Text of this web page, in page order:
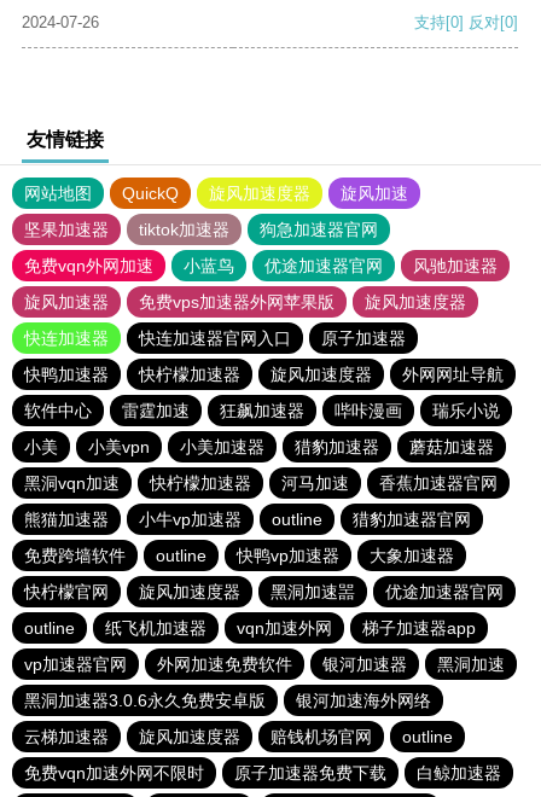
2024-07-26
支持[0] 反对[0]
友情链接
网站地图 QuickQ 旋风加速度器
旋风加速
坚果加速器
tiktok加速器
狗急加速器官网
免费vqn外网加速
小蓝鸟 优途加速器官网
风驰加速器
旋风加速器
免费vps加速器外网苹果版
旋风加速度器
快连加速器
快连加速器官网入口
原子加速器
快鸭加速器
快柠檬加速器 旋风加速度器
外网网址导航
软件中心
雷霆加速 狂飙加速器 哔咔漫画
瑞乐小说
小美
小美vpn 小美加速器 猎豹加速器
蘑菇加速器
黑洞vqn加速
快柠檬加速器 河马加速
香蕉加速器官网
熊猫加速器
小牛vp加速器 outline
猎豹加速器官网
免费跨墙软件
outline 快鸭vp加速器
大象加速器
快柠檬官网
旋风加速度器 黑洞加速噐
优途加速器官网
outline
纸飞机加速器 vqn加速外网
梯子加速器app
vp加速器官网
外网加速免费软件 银河加速器
黑洞加速
黑洞加速器3.0.6永久免费安卓版
银河加速海外网络
云梯加速器
旋风加速度器 赔钱机场官网
outline
免费vqn加速外网不限时
原子加速器免费下载 白鲸加速器